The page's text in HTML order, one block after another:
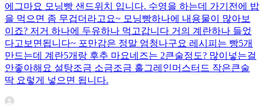
에그마요 모닝빵 샌드위치 입니다. 수영을 하는데 가기전에 밥
을 먹으면 좀 무겁더라고요~ 모닝빵하나에 내용물이 많아보
이죠? 저거 하나에 두유하나 먹고갑니다 거의 계란하나 들었
다고보면됩니다~ 포만감은 정말 엄청나구요 레시피는 빵5개
만드는데 계란5개랑 후추 마요네즈는 2큰술정도? 많이넣는걸
안좋아해요 설탕조금 소금조금 홀그레인머스터드 작은큰술
딱 요렇게 넣으면 됩니다.